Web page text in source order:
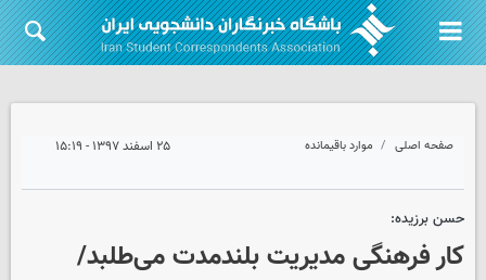
صفحه اصلی موارد باقیمانده ۲۵ اسفند ۱۳۹۷ - ۱۵:۱۹
حسن برزیده:
کار فرهنگی مدیریت بلندمدت می‌طلبد/